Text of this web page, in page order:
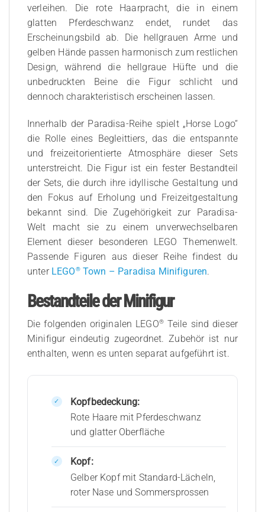
verleihen. Die rote Haarpracht, die in einem
glatten Pferdeschwanz endet, rundet das
Erscheinungsbild ab. Die hellgrauen Arme und
gelben Hände passen harmonisch zum restlichen
Design, während die hellgraue Hüfte und die
unbedruckten Beine die Figur schlicht und
dennoch charakteristisch erscheinen lassen.
Innerhalb der Paradisa-Reihe spielt „Horse Logo“
die Rolle eines Begleittiers, das die entspannte
und freizeitorientierte Atmosphäre dieser Sets
unterstreicht. Die Figur ist ein fester Bestandteil
der Sets, die durch ihre idyllische Gestaltung und
den Fokus auf Erholung und Freizeitgestaltung
bekannt sind. Die Zugehörigkeit zur Paradisa-
Welt macht sie zu einem unverwechselbaren
Element dieser besonderen LEGO Themenwelt.
Passende Figuren aus dieser Reihe findest du
unter LEGO®Town – Paradisa Minifiguren.
Bestandteile der Minifigur
Die folgenden originalen LEGO®Teile sind dieser
Minifigur eindeutig zugeordnet. Zubehör ist nur
enthalten, wenn es unten separat aufgeführt ist.
Kopfbedeckung:
Rote Haare mit Pferdeschwanz
und glatter Oberfläche
Kopf:
Gelber Kopf mit Standard-Lächeln,
roter Nase und Sommersprossen